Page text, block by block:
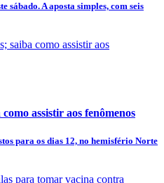
sábado. A aposta simples, com seis
assistir aos fenômenos
para os dias 12, no hemisfério Norte